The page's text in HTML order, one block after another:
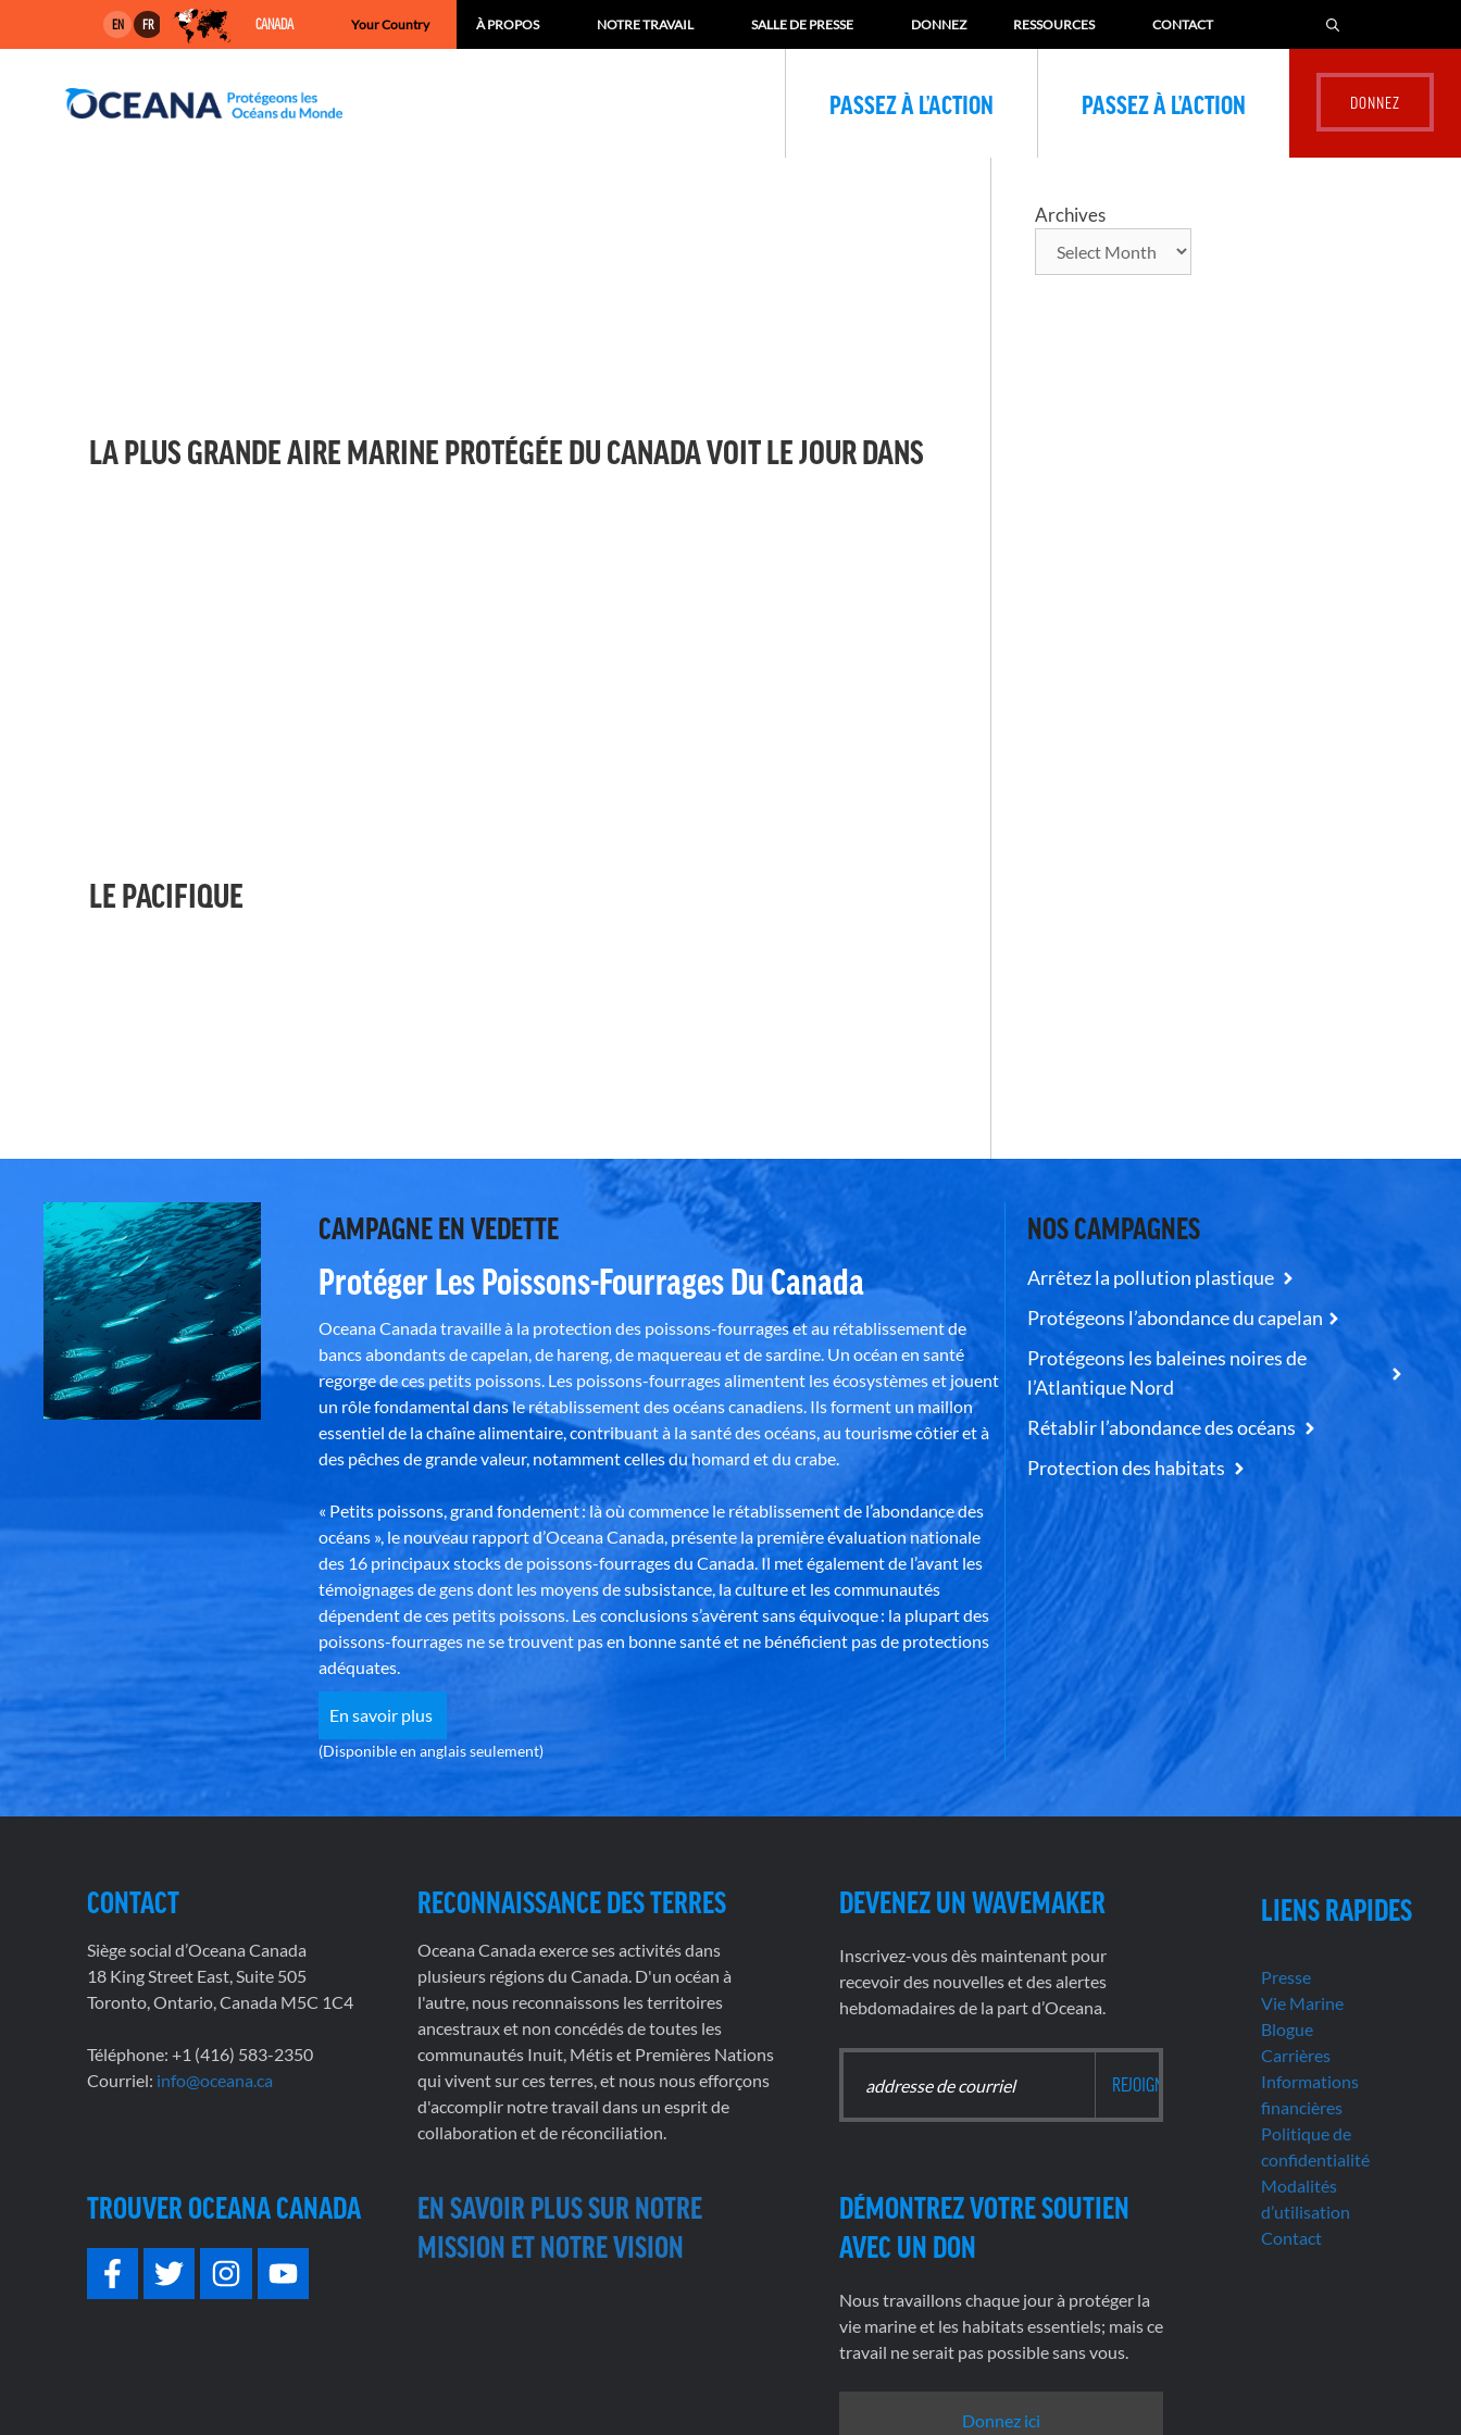
EN FR CANADA Your Country À PROPOS NOTRE TRAVAIL SALLE DE PRESSE DONNEZ RESSOURCES CONTACT
PASSEZ À L’ACTION PASSEZ À L’ACTION
LA PLUS GRANDE AIRE MARINE PROTÉGÉE DU CANADA VOIT LE JOUR DANS
LE PACIFIQUE
Archives
CAMPAGNE EN VEDETTE
Protéger Les Poissons-Fourrages Du Canada
Oceana Canada travaille à la protection des poissons-fourrages et au rétablissement de
bancs abondants de capelan, de hareng, de maquereau et de sardine. Un océan en santé
regorge de ces petits poissons. Les poissons-fourrages alimentent les écosystèmes et jouent
un rôle fondamental dans le rétablissement des océans canadiens. Ils forment un maillon
essentiel de la chaîne alimentaire, contribuant à la santé des océans, au tourisme côtier et à
des pêches de grande valeur, notamment celles du homard et du crabe.
« Petits poissons, grand fondement : là où commence le rétablissement de l’abondance des
océans », le nouveau rapport d’Oceana Canada, présente la première évaluation nationale
des 16 principaux stocks de poissons-fourrages du Canada. Il met également de l’avant les
témoignages de gens dont les moyens de subsistance, la culture et les communautés
dépendent de ces petits poissons. Les conclusions s’avèrent sans équivoque : la plupart des
poissons-fourrages ne se trouvent pas en bonne santé et ne bénéficient pas de protections
adéquates.
En savoir plus
(Disponible en anglais seulement)
NOS CAMPAGNES
Arrêtez la pollution plastique
Protégeons l’abondance du capelan
Protégeons les baleines noires de
l’Atlantique Nord
Rétablir l’abondance des océans
Protection des habitats
CONTACT
Siège social d’Oceana Canada
18 King Street East, Suite 505
Toronto, Ontario, Canada M5C 1C4
Téléphone: +1 (416) 583-2350
Courriel: info@oceana.ca
TROUVER OCEANA CANADA
RECONNAISSANCE DES TERRES
Oceana Canada exerce ses activités dans
plusieurs régions du Canada. D'un océan à
l'autre, nous reconnaissons les territoires
ancestraux et non concédés de toutes les
communautés Inuit, Métis et Premières Nations
qui vivent sur ces terres, et nous nous efforçons
d'accomplir notre travail dans un esprit de
collaboration et de réconciliation.
EN SAVOIR PLUS SUR NOTRE
MISSION ET NOTRE VISION
DEVENEZ UN WAVEMAKER
Inscrivez-vous dès maintenant pour
recevoir des nouvelles et des alertes
hebdomadaires de la part d’Oceana.
DÉMONTREZ VOTRE SOUTIEN
AVEC UN DON
Nous travaillons chaque jour à protéger la
vie marine et les habitats essentiels; mais ce
travail ne serait pas possible sans vous.
Donnez ici
LIENS RAPIDES
Presse
Vie Marine
Blogue
Carrières
Informations
financières
Politique de
confidentialité
Modalités
d’utilisation
Contact